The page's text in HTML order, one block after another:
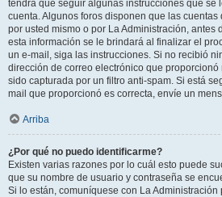
tendrá que seguir algunas instrucciones que se
cuenta. Algunos foros disponen que las
por usted mismo o por La Administración, antes
esta información se le brindará al finalizar el
un e-mail, siga las instrucciones. Si no recibió
dirección de correo electrónico que proporcionó
sido capturada por un filtro anti-spam. Si está
mail que proporcionó es correcta, envíe un
Arriba
¿Por qué no puedo identificarme?
Existen varias razones por lo cuál esto puede
que su nombre de usuario y contraseña se
Si lo están, comuníquese con La